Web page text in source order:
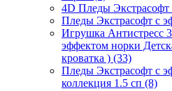
4D Пледы
Пледы Экстрасофт с
Игрушка Антистресс
эффектом норки
кроватка ) (33)
Пледы Экстрасофт с
коллекция 1.5 сп (8)